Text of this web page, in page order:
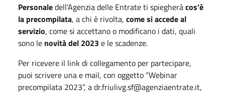
Personaledell’Agenzia delle Entrate ti spiegheràcos’è
la precompilata, a chi è rivolta, come si accede al
servizio, come si accettano o modificano i dati, quali
sono le novità del 2023 e le scadenze.
Per ricevere il link di collegamento per partecipare,
puoi scrivere una e mail, con oggetto “Webinar
precompilata 2023”, a dr.friulivg.sf@agenziaentrate.it,